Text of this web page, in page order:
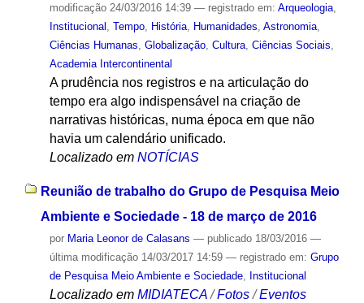
modificação24/03/2016 14:39 — registrado em: Arqueologia,
Institucional Tempo, História, Humanidades Astronomia,
Ciências Humanas Globalização, Cultura, Ciências Sociais
Academia Intercontinental
A prudência nos registros e na articulação do
tempo era algo indispensável na criação de
narrativas históricas, numa época em que não
havia um calendário unificado.
Localizado em NOTÍCIAS
Reunião de trabalho do Grupo de Pesquisa Meio
Ambiente e Sociedade - 18 de março de 2016
por Maria Leonor de Calasans — publicado18/03/2016 —
última modificação14/03/2017 14:59 — registrado em: Grupo
de Pesquisa Meio Ambiente e Sociedade, Institucional
Localizado em MIDIATECA /Fotos /Eventos